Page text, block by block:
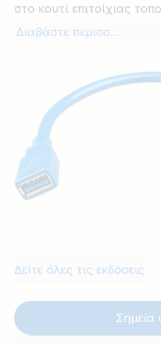
SmartShunt
στο κουτί επιτοίχιας
GX. Χρησιμοποιήστε
Διαβάστε περισσότερα
Δείτε όλες τις εκδόσεις
Σημεία